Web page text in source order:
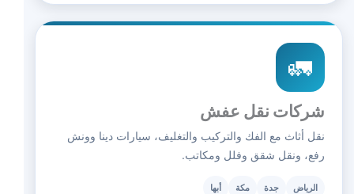
🚛
شركات نقل عفش
نقل أثاث مع الفك والتركيب والتغليف، سيارات دينا وونش
رفع، ونقل شقق وفلل ومكاتب.
الرياض جدة مكة أبها